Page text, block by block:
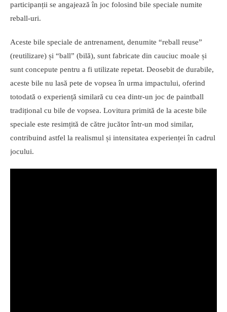
participanții se angajează în joc folosind bile speciale numite
reball-uri.
Aceste bile speciale de antrenament, denumite “reball reuse”
(reutilizare) și “ball” (bilă), sunt fabricate din cauciuc moale și
sunt concepute pentru a fi utilizate repetat. Deosebit de durabile,
aceste bile nu lasă pete de vopsea în urma impactului, oferind
totodată o experiență similară cu cea dintr-un joc de paintball
tradițional cu bile de vopsea. Lovitura primită de la aceste bile
speciale este resimțită de către jucător într-un mod similar,
contribuind astfel la realismul și intensitatea experienței în cadrul
jocului.